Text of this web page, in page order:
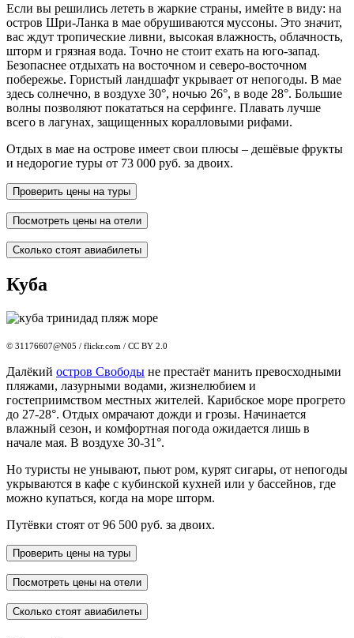
Если вы решились лететь в жаркие страны, имейте в виду: на
остров Шри-Ланка в мае обрушиваются муссоны. Это значит,
вас ждут тропические ливни, высокая влажность, облачность,
шторм и грязная вода. Точно не стоит ехать на юго-запад.
Безопаснее отдыхать на восточном и северо-восточном
побережье. Гористый ландшафт укрывает от непогоды. В мае
здесь солнечно, в воздухе 30°, ночью 26°, в воде 28°. Большие
волны позволяют покататься на серфинге. Плавать лучше
всего в лагунах, защищенных коралловыми рифами.
Отдых в мае на острове имеет свои плюсы – дешёвые фрукты
и недорогие туры от 73 000 руб. за двоих.
Проверить цены на туры
Посмотреть цены на отели
Сколько стоят авиабилеты
Куба
© 31176607@N05 / flickr.com / CC BY 2.0
Далёкий остров Свободы не престаёт манить превосходными
пляжами, лазурными водами, жизнелюбием и
гостеприимством местных жителей. Карибское море прогрето
до 27-28°. Отдых омрачают дожди и грозы. Начинается
влажный сезон, и комфортная погода ожидается лишь в
начале мая. В воздухе 30-31°.
Но туристы не унывают, пьют ром, курят сигары, от непогоды
укрываются в кафе с кубинской кухней или у бассейнов, где
можно купаться, когда на море шторм.
Путёвки стоят от 96 500 руб. за двоих.
Проверить цены на туры
Посмотреть цены на отели
Сколько стоят авиабилеты